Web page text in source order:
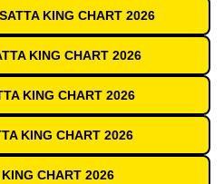
KING CHART 2026
KING CHART 2026
KING CHART 2026
KING CHART 2026
KING CHART 2026